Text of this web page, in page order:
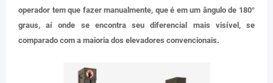
operador tem que fazer manualmente, que é em um ângulo de 180°
graus, aí onde se encontra seu diferencial mais visível, se
comparado com a maioria dos elevadores convencionais.